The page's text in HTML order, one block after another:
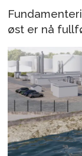
øst er nå